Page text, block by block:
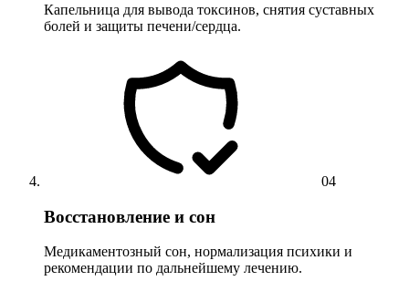
Капельница для вывода токсинов, снятия суставных
болей и защиты печени/сердца.
04
Восстановление и сон
Медикаментозный сон, нормализация психики и
рекомендации по дальнейшему лечению.